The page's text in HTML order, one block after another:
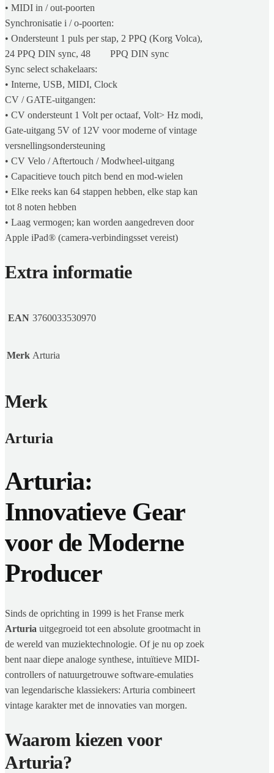
• MIDI in / out-poorten
Synchronisatie i / o-poorten:
• Ondersteunt 1 puls per stap, 2 PPQ (Korg Volca),
24 PPQ DIN sync, 48 PPQ DIN sync
Sync select schakelaars:
• Interne, USB, MIDI, Clock
CV / GATE-uitgangen:
• CV ondersteunt 1 Volt per octaaf, Volt> Hz modi,
Gate-uitgang 5V of 12V voor moderne of vintage
versnellingsondersteuning
• CV Velo / Aftertouch / Modwheel-uitgang
• Capacitieve touch pitch bend en mod-wielen
• Elke reeks kan 64 stappen hebben, elke stap kan
tot 8 noten hebben
• Laag vermogen; kan worden aangedreven door
Apple iPad® (camera-verbindingsset vereist)
Extra informatie
EAN 3760033530970
Merk Arturia
Merk
Arturia
Arturia:
Innovatieve Gear
voor de Moderne
Producer
Sinds de oprichting in 1999 is het Franse merk
Arturia uitgegroeid tot een absolute grootmacht in
de wereld van muziektechnologie. Of je nu op zoek
bent naar diepe analoge synthese, intuïtieve MIDI-
controllers of natuurgetrouwe software-emulaties
van legendarische klassiekers: Arturia combineert
vintage karakter met de innovaties van morgen.
Waarom kiezen voor
Arturia?